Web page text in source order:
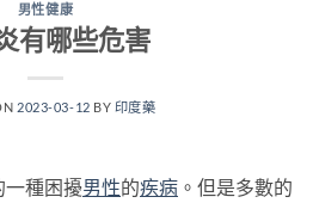
男性健康
有哪些危害
2023-03-12 BY 印度藥
一種困擾男性的疾病 。但是多數的